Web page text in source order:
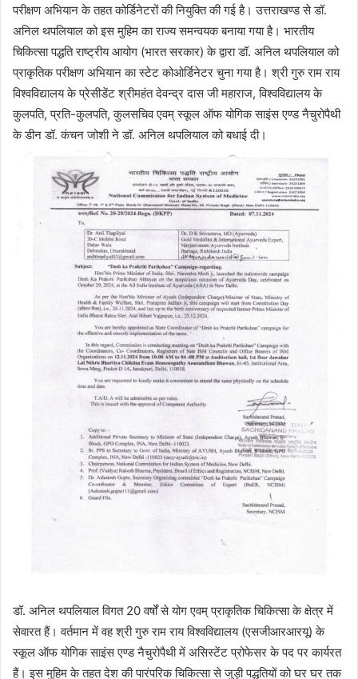
परीक्षण अभियान के तहत कोर्डिनेटरों की नियुक्ति की गई है। उत्तराखण्ड से डॉ.
अनिल थपलियाल को इस मुहिम का राज्य समन्वयक बनाया गया है। भारतीय
चिकित्सा पद्धति राष्ट्रीय आयोग (भारत सरकार) के द्वारा डॉ. अनिल थपलियाल को
प्राकृतिक परीक्षण अभियान का स्टेट कोओर्डिनेटर चुना गया है। श्री गुरु राम राय
विश्वविद्यालय के प्रेसीडेंट श्रीमहंत देवन्द्र दास जी महाराज, विश्वविद्यालय के
कुलपति, प्रति-कुलपति, कुलसचिव एवम् स्कूल ऑफ योगिक साइंस एण्ड नैचुरोपैथी
के डीन डॉ. कंचन जोशी ने डॉ. अनिल थपलियाल को बधाई दी।
डॉ. अनिल थपलियाल विगत 20 वर्षों से योग एवम् प्राकृतिक चिकित्सा के क्षेत्र में
सेवारत हैं। वर्तमान में वह श्री गुरु राम राय विश्वविद्यालय (एसजीआरआरयू) के
स्कूल ऑफ योगिक साइंस एण्ड नैचुरोपैथी में असिस्टेंट प्रोफेसर के पद पर कार्यरत
हैं। इस मुहिम के तहत देश की पारंपरिक चिकित्सा से जुड़ी पद्धतियों को घर घर तक